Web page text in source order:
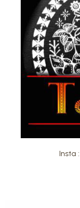
Insta :